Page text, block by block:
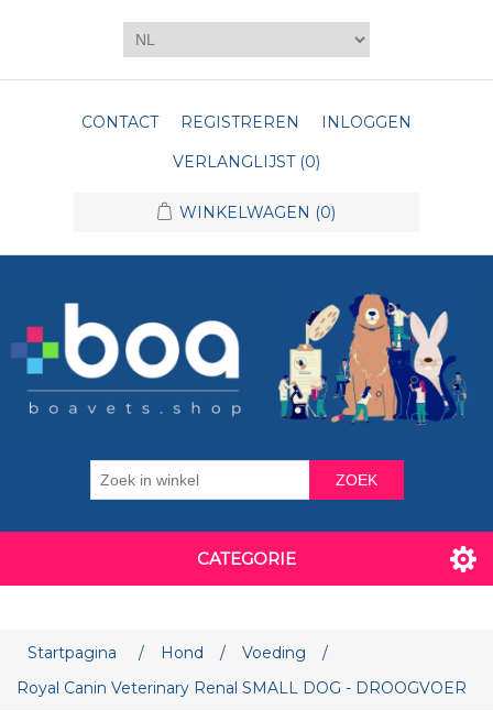
CONTACT REGISTREREN
INLOGGEN
VERLANGLIJST (0)
WINKELWAGEN (0)
ZOEK
CATEGORIE
Startpagina / Hond / Voeding
/
Royal Canin Veterinary Renal SMALL DOG - DROOGVOER